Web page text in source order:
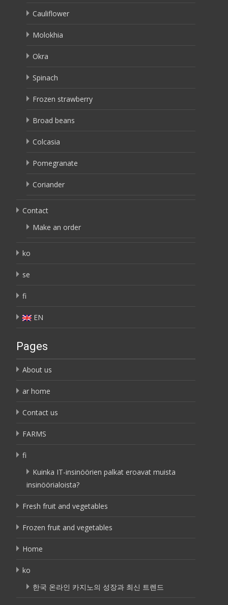
Cauliflower
Molokhia
Okra
Spinach
Frozen strawberry
Broad beans
Colcasia
Pomegranate
Coriander
Contact
Make an order
ko
se
fi
EN
Pages
About us
ar home
Contact us
FARMS
fi
Kuinka IT-insinöörien palkat eroavat muista
insinöörialoista?
Fresh fruit and vegetables
Frozen fruit and vegetables
Home
ko
한국 온라인 카지노의 성장과 최신 트렌드